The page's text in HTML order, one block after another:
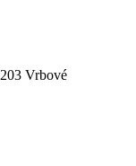
Vrbové